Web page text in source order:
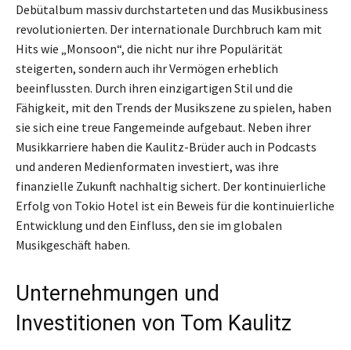
Debütalbum massiv durchstarteten und das Musikbusiness
revolutionierten. Der internationale Durchbruch kam mit
Hits wie „Monsoon“, die nicht nur ihre Populärität
steigerten, sondern auch ihr Vermögen erheblich
beeinflussten. Durch ihren einzigartigen Stil und die
Fähigkeit, mit den Trends der Musikszene zu spielen, haben
sie sich eine treue Fangemeinde aufgebaut. Neben ihrer
Musikkarriere haben die Kaulitz-Brüder auch in Podcasts
und anderen Medienformaten investiert, was ihre
finanzielle Zukunft nachhaltig sichert. Der kontinuierliche
Erfolg von Tokio Hotel ist ein Beweis für die kontinuierliche
Entwicklung und den Einfluss, den sie im globalen
Musikgeschäft haben.
Unternehmungen und
Investitionen von Tom Kaulitz